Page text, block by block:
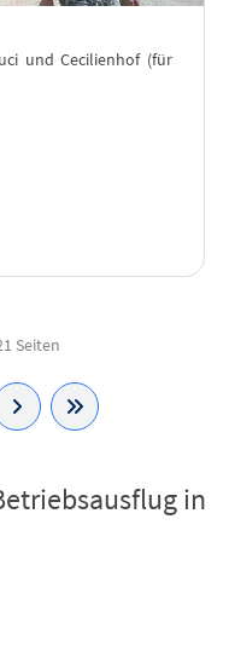
und Cecilienhof (für
Seiten
in